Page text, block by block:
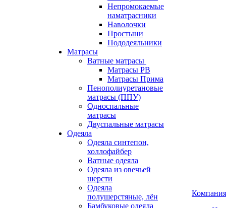
Непромокаемые
наматрасники
Наволочки
Простыни
Пододеяльники
Матрасы
Ватные матрасы
Матрасы РВ
Матрасы Прима
Пенополиуретановые
матрасы (ППУ)
Односпальные
матрасы
Двуспальные матрасы
Одеяла
Одеяла синтепон,
холлофайбер
Ватные одеяла
Одеяла из овечьей
шерсти
Одеяла
полушерстяные, лён
Бамбуковые одеяла
Компания